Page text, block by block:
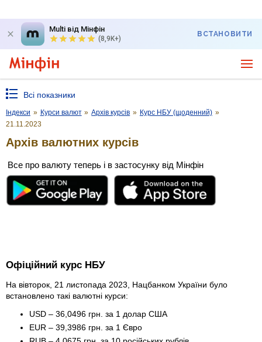
Multi від Мінфін
(8,9K+)
ВСТАНОВИТИ
Всі показники
Індекси » Курси валют » Архів курсів » Курс НБУ (щоденний) »
21.11.2023
Архів валютних курсів
Все про валюту теперь і в застосунку від Мінфін
Офіційний курс НБУ
На вівторок, 21 листопада 2023, Нацбанком України було
встановлено такі валютні курси:
USD – 36,0496 грн. за 1 долар США
EUR – 39,3986 грн. за 1 Євро